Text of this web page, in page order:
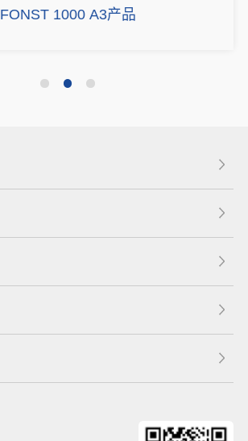
FONST 1000 A3产品